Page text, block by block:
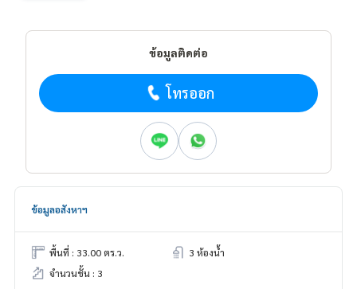
ข้อมูลติดต่อ
โทรออก
ข้อมูลอสังหาฯ
พื้นที่ : 33.00 ตร.ว.
3 ห้องน้ำ
จำนวนชั้น : 3